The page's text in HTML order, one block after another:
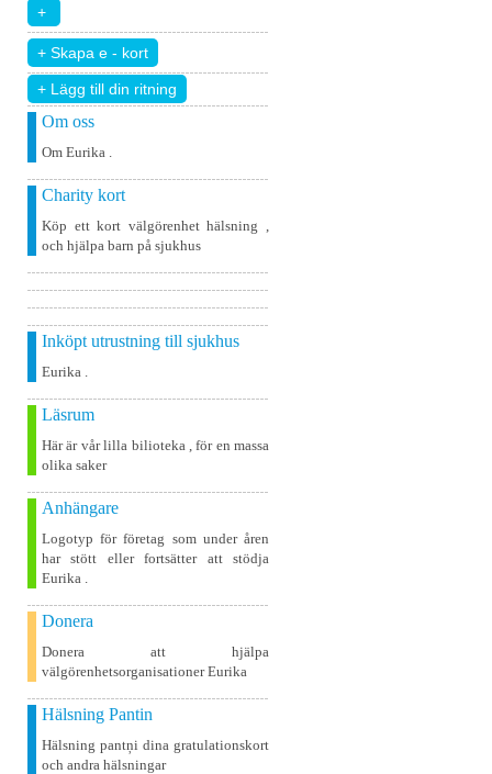
+ Lägg till din ritning
Om oss
Om Eurika .
Charity kort
Köp ett kort välgörenhet hälsning ,
och hjälpa barn på sjukhus
Inköpt utrustning till sjukhus
Eurika .
Läsrum
Här är vår lilla bilioteka , för en massa
olika saker
Anhängare
Logotyp för företag som under åren
har stött eller fortsätter att stödja
Eurika .
Donera
Donera att hjälpa
välgörenhetsorganisationer Eurika
Hälsning Pantin
Hälsning pantņi dina gratulationskort
och andra hälsningar